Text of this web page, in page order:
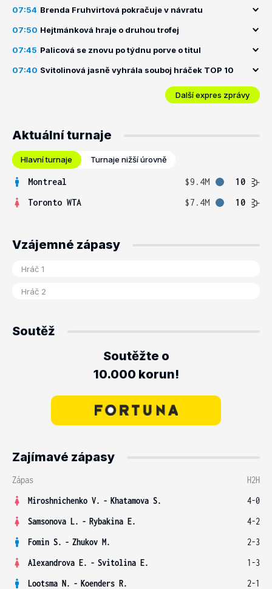
07:54 Brenda Fruhvirtová pokračuje v návratu
07:50 Hejtmánková hraje o druhou trofej
07:45 Palicová se znovu po týdnu porve o titul
07:40 Svitolinová jasně vyhrála souboj hráček TOP 10
Další expres zprávy
Aktuální turnaje
Hlavní turnaje Turnaje nižší úrovně
Montreal $9.4M
10
Toronto WTA
$7.4M 10
Vzájemné zápasy
Soutěž
Soutěžte o
10.000 korun!
Zajímavé zápasy
Zápas
H2H
Miroshnichenko V. - Khatamova S.
4-0
Samsonova L. - Rybakina E.
4-2
Fomin S. - Zhukov M.
2-3
Alexandrova E. - Svitolina E.
1-3
Lootsma N. - Koenders R.
2-1